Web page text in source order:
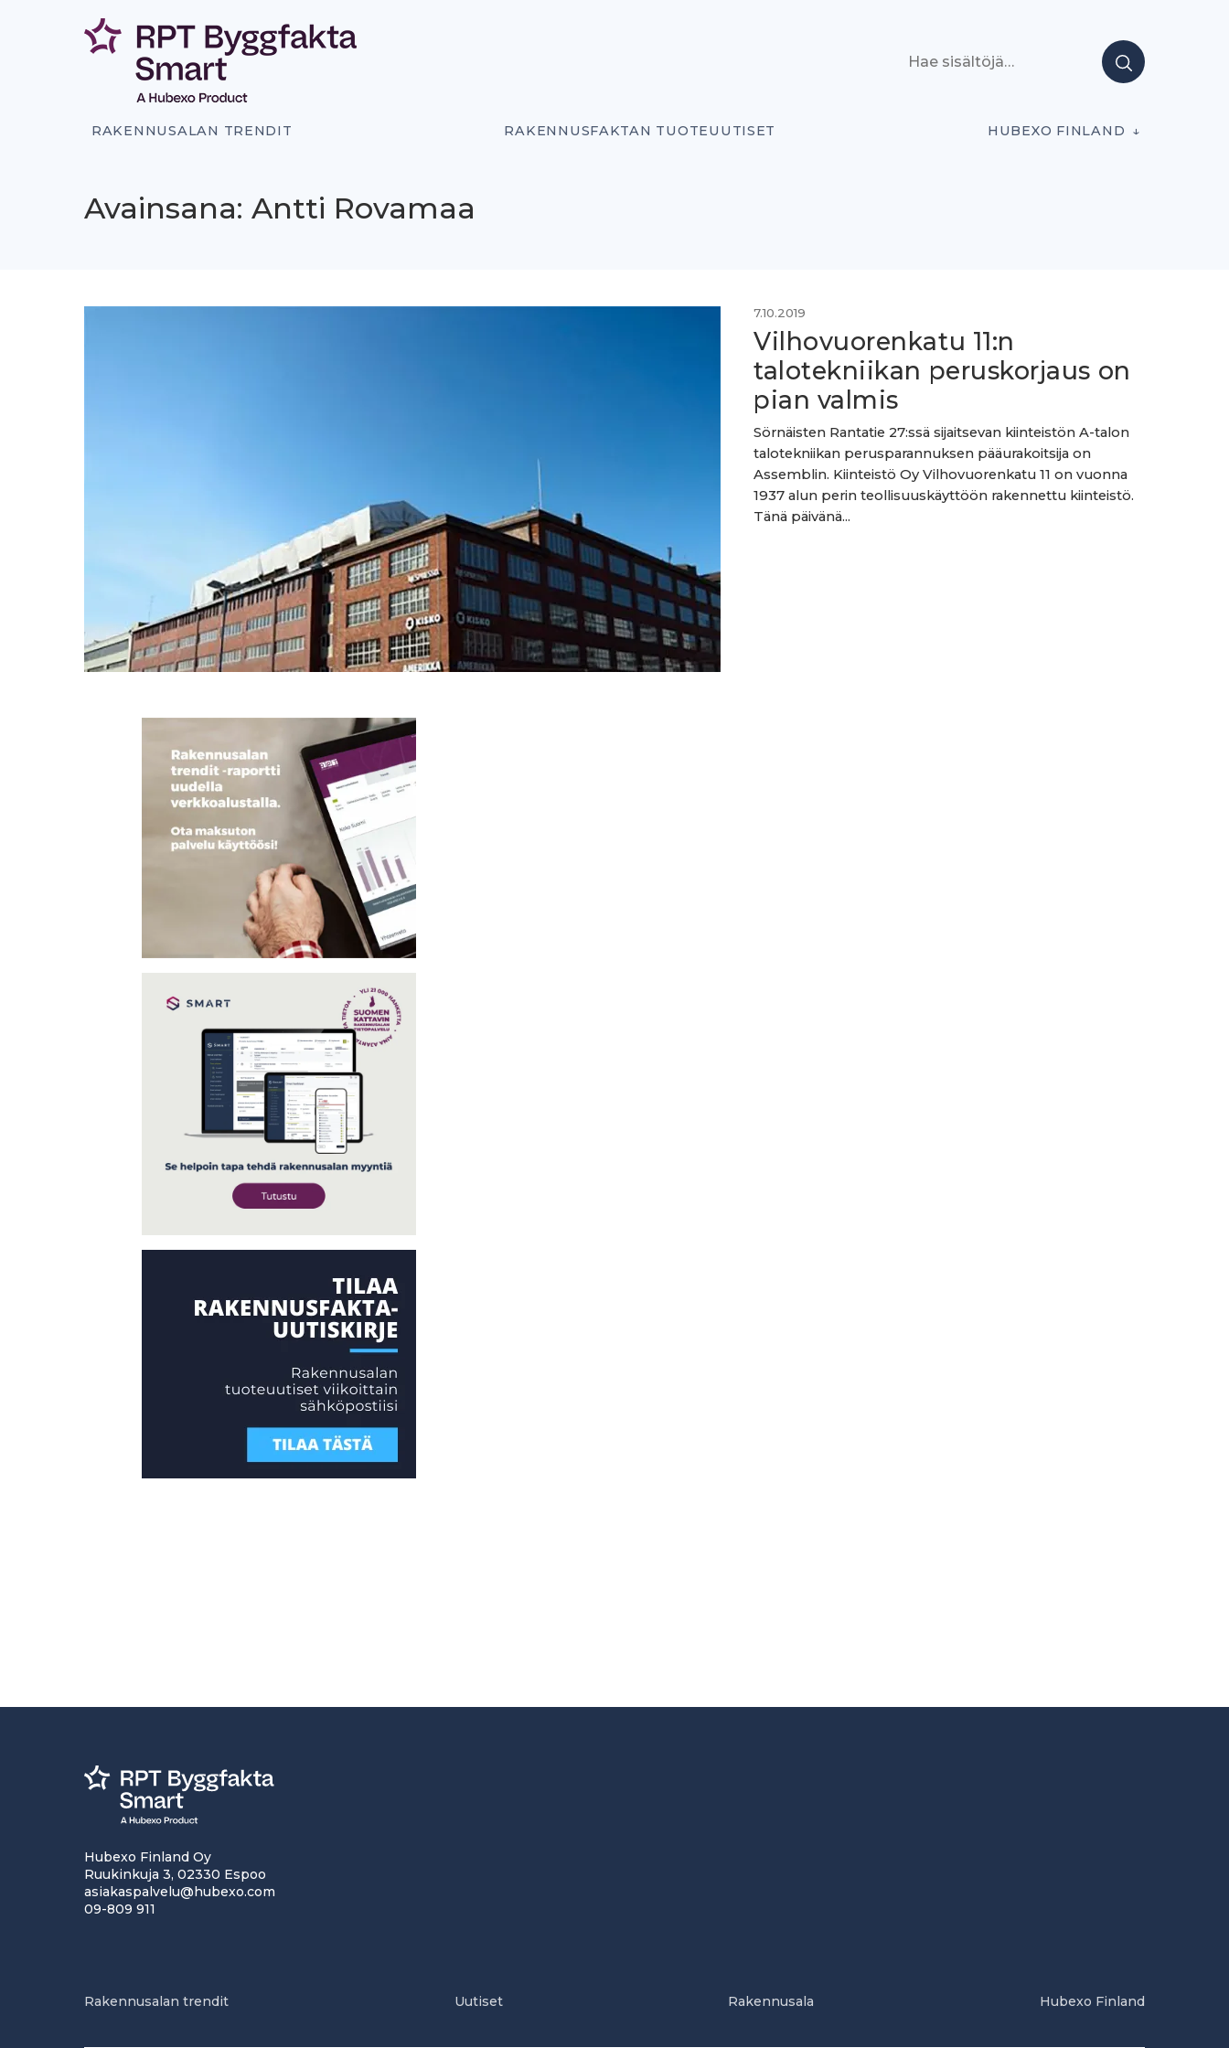
RAKENNUSALAN TRENDIT RAKENNUSFAKTAN TUOTEUUTISET HUBEXO FINLAND
Avainsana: Antti Rovamaa
7.10.2019
Vilhovuorenkatu 11:n
talotekniikan peruskorjaus on
pian valmis
Sörnäisten Rantatie 27:ssä sijaitsevan kiinteistön A-talon
talotekniikan perusparannuksen pääurakoitsija on
Assemblin. Kiinteistö Oy Vilhovuorenkatu 11 on vuonna
1937 alun perin teollisuuskäyttöön rakennettu kiinteistö.
Tänä päivänä...
Hubexo Finland Oy
Ruukinkuja 3, 02330 Espoo
asiakaspalvelu@hubexo.com
09-809 911
Rakennusalan trendit Uutiset Rakennusala Hubexo Finland